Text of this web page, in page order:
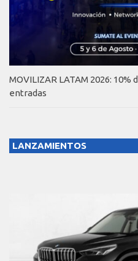
MOVILIZAR LATAM 2026:
entradas
LANZAMIENTOS